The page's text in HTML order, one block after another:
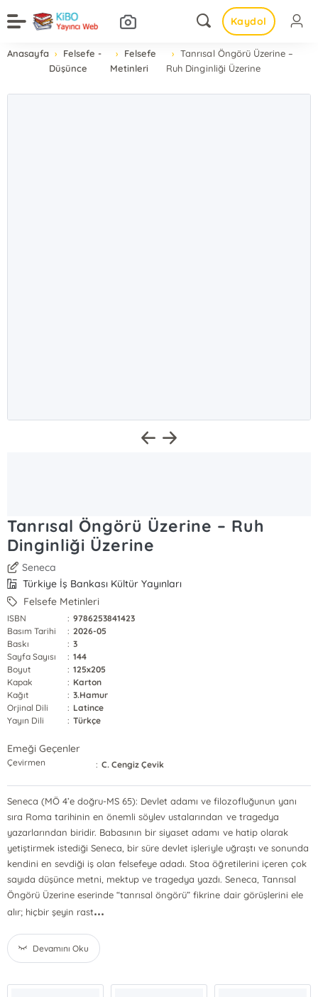
Kaydol
Anasayfa
Felsefe -
Düşünce
Felsefe
Metinleri
Tanrısal Öngörü Üzerine –
Ruh Dinginliği Üzerine
Tanrısal Öngörü Üzerine – Ruh
Dinginliği Üzerine
Seneca
Türkiye İş Bankası Kültür Yayınları
Felsefe Metinleri
ISBN : 9786253841423
Basım Tarihi
: 2026-05
Baskı
: 3
Sayfa Sayısı
: 144
Boyut
: 125x205
Kapak
: Karton
Kağıt
: 3.Hamur
Orjinal Dili
: Latince
Yayın Dili
: Türkçe
Emeği Geçenler
Çevirmen : C. Cengiz Çevik
Seneca (MÖ 4’e doğru-MS 65): Devlet adamı ve filozofluğunun yanı
sıra Roma tarihinin en önemli söylev ustalarından ve tragedya
yazarlarından biridir. Babasının bir siyaset adamı ve hatip olarak
yetiştirmek istediği Seneca, bir süre devlet işleriyle uğraştı ve sonunda
kendini en sevdiği iş olan felsefeye adadı. Stoa öğretilerini içeren çok
sayıda düşünce metni, mektup ve tragedya yazdı. Seneca, Tanrısal
Öngörü Üzerine eserinde “tanrısal öngörü” fikrine dair görüşlerini ele
alır; hiçbir şeyin rast...
Devamını Oku